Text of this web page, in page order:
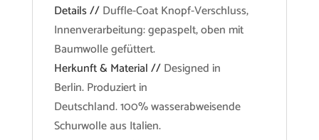
Details //Duffle-Coat Knopf-Verschluss,
Innenverarbeitung: gepaspelt, oben mit
Baumwolle gefüttert.
Herkunft & Material //Designed in
Berlin. Produziert in
Deutschland. 100% wasserabweisende
Schurwolle aus Italien.